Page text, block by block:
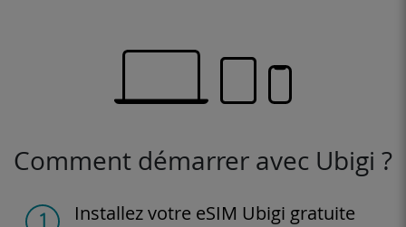
Comment démarrer avec Ubigi ?
Installezvotre eSIM Ubigi gratuite